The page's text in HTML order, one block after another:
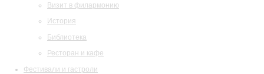
Визит в филармонию
История
Библиотека
Ресторан и кафе
Фестивали и гастроли